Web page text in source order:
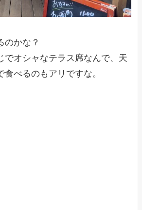
のかな？
でオシャなテラス席なんで、天
べるのもアリですな。